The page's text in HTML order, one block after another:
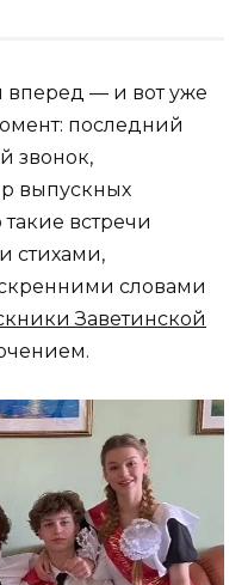
— и вот уже
последний
звонок,
выпускных
встречи
стихами,
словами
Заветинской